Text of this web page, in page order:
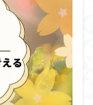
ブズ